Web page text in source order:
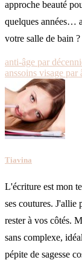
approche beauté
quelques années…
votre salle de bain ?
anti-âge par
anssoins visage par
Tiavina
L'écriture est mon
ses coutures. J'allie
rester à vos côtés.
sans complexe,
pépite de sagesse